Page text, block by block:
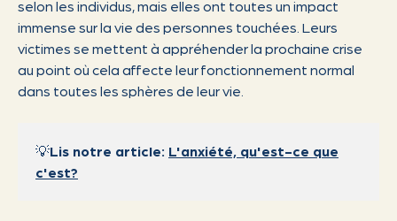
selon les individus, mais elles ont toutes un impact
immense sur la vie des personnes touchées. Leurs
victimes se mettent à appréhender la prochaine crise
au point où cela affecte leur fonctionnement normal
dans toutes les sphères de leur vie.
💡Lis notre article: L'anxiété, qu'est-ce que
c'est?